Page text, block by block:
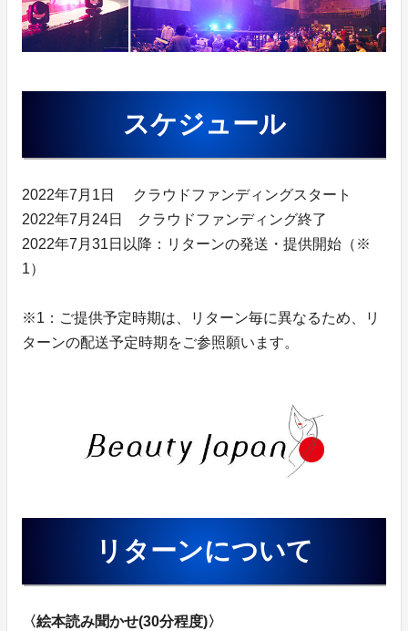
スケジュール
2022年7月1日 クラウドファンディングスタート
2022年7月24日 クラウドファンディング終了
2022年7月31日以降：リターンの発送・提供開始（※
1）
※1：ご提供予定時期は、リターン毎に異なるため、リ
ターンの配送予定時期をご参照願います。
リターンについて
〈絵本読み聞かせ(30分程度)〉